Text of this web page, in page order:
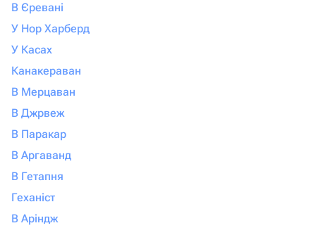
В Єревані
У Нор Харберд
У Касах
Канакераван
В Мерцаван
В Джрвеж
В Паракар
В Аргаванд
В Гетапня
Геханіст
В Аріндж